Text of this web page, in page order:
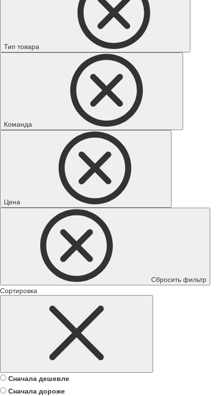
Тип товара
Команда
Цена
Сбросить фильтр
Сортировка
Сначала дешевле
Сначала дороже